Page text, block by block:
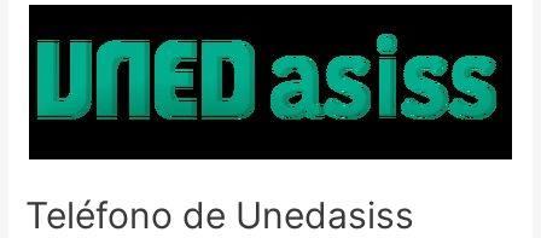
Teléfono de Unedasiss